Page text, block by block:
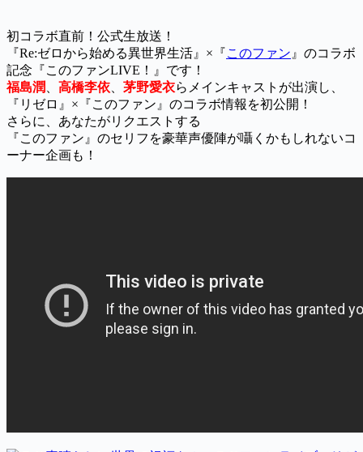
初コラボ直前！公式生放送！
『Re:ゼロから始める異世界生活』×『このファン 』のコラボ
記念『このファンLIVE！』です！
福島潤
高橋李依 茅野愛衣らメインキャストが出演し、
『リゼロ』×『このファン』のコラボ情報を初公開！
さらに、あなたがリクエストする
『このファン』のセリフを豪華声優陣が囁くかもしれないコ
ーナー企画も！